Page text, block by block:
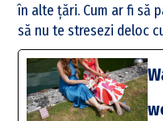
în alte țări. Cum ar fi să
să nu te stresezi deloc